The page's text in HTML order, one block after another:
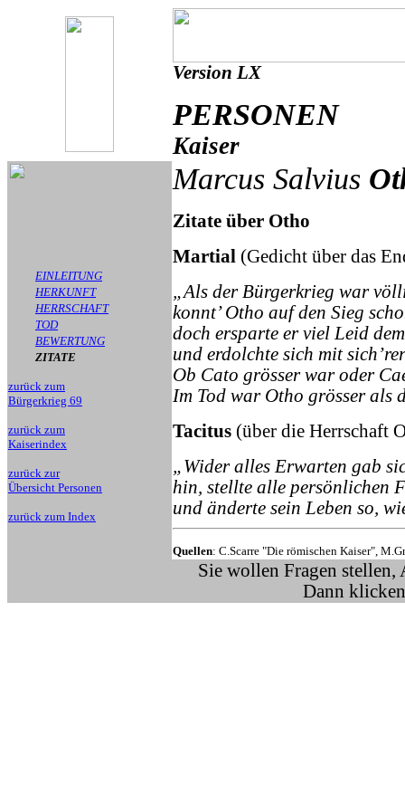
Version LX
PERSONEN
Kaiser
EINLEITUNG
HERKUNFT
HERRSCHAFT
TOD
BEWERTUNG
ZITATE
zurück zum
Bürgerkrieg 69
zurück zum
Kaiserindex
zurück zur
Übersicht Personen
zurück zum Index
Marcus Salvius
Zitate über Otho
Martial (Gedicht über das
„Als der Bürgerkrieg war
konnt’ Otho auf den Sieg
doch ersparte er viel Leid
und erdolchte sich mit
Ob Cato grösser war oder
Im Tod war Otho grösser als
Tacitus (über die Herrschaft
„Wider alles Erwarten gab
hin, stellte alle persönlichen
und änderte sein Leben so,
Quellen: C.Scarre "Die römischen Kaiser",
Sie wollen Fragen stellen,
Dann